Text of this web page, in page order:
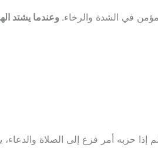
في الشدة والرخاء. وعندما يشتد
حزبه أمر فزع إلى الصلاة